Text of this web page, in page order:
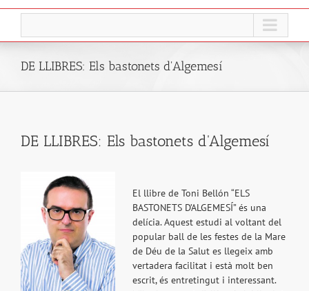
DE LLIBRES: Els bastonets d'Algemesí
DE LLIBRES: Els bastonets d'Algemesí
El llibre de Toni Bellón “ELS
BASTONETS D’ALGEMESÍ” és una
delícia. Aquest estudi al voltant del
popular ball de les festes de la Mare
de Déu de la Salut es llegeix amb
vertadera facilitat i està molt ben
escrit, és entretingut i interessant.